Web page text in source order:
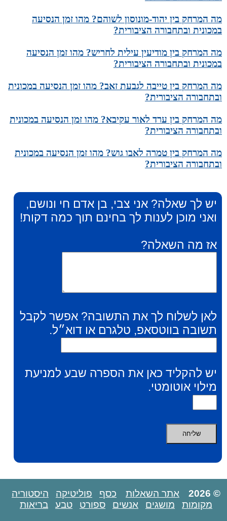
מה המרחק בין יהוד-מונוסון לשוהם? מהו זמן הנסיעה
במכונית ובתחבורה הציבורית?
מה המרחק בין מודיעין עילית לחריש? מהו זמן הנסיעה
במכונית ובתחבורה הציבורית?
מה המרחק בין טייבה לגבעת זאב? מהו זמן הנסיעה במכונית
ובתחבורה הציבורית?
מה המרחק בין ערד לאור עקיבא? מהו זמן הנסיעה במכונית
ובתחבורה הציבורית?
מה המרחק בין טמרה לאבו גוש? מהו זמן הנסיעה במכונית
ובתחבורה הציבורית?
יש לך שאלה? אני צבי, בן אדם חי ונושם,
ואני מוכן לענות לך בחינם תוך כמה דקות!
אז מה השאלה?
לאן לשלוח לך את התשובה? אפשר לקבל
תשובה בווטסאפ, טלגרם או דוא״ל.
יש להקליד כאן את הספרה שבע למניעת
מילוי אוטומטי.
© 2026 אתר השאלות כסף פוליטיקה
היסטוריה
מקומות
מושגים אנשים ספורט טבע בריאות